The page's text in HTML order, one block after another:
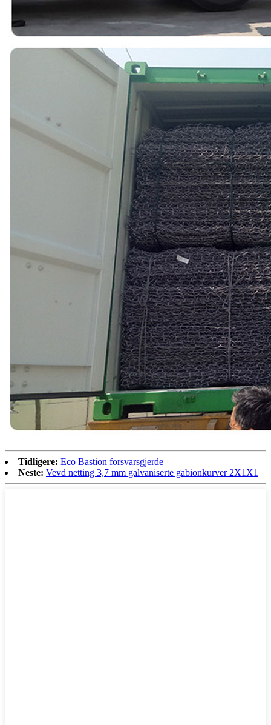
Tidligere: Eco Bastion forsvarsgjerde
Neste: Vevd netting 3,7 mm galvaniserte gabionkurver 2X1X1